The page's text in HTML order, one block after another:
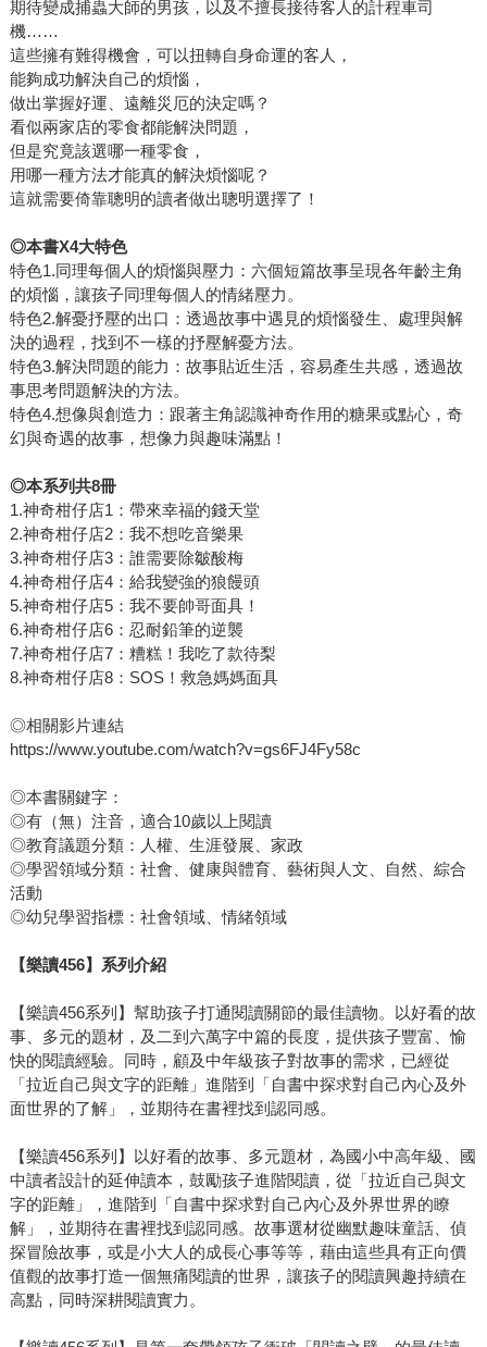
期待變成捕蟲大師的男孩，以及不擅長接待客人的計程車司
機……
這些擁有難得機會，可以扭轉自身命運的客人，
能夠成功解決自己的煩惱，
做出掌握好運、遠離災厄的決定嗎？
看似兩家店的零食都能解決問題，
但是究竟該選哪一種零食，
用哪一種方法才能真的解決煩惱呢？
這就需要倚靠聰明的讀者做出聰明選擇了！
◎本書X4大特色
特色1.同理每個人的煩惱與壓力：六個短篇故事呈現各年齡主角
的煩惱，讓孩子同理每個人的情緒壓力。
特色2.解憂抒壓的出口：透過故事中遇見的煩惱發生、處理與解
決的過程，找到不一樣的抒壓解憂方法。
特色3.解決問題的能力：故事貼近生活，容易產生共感，透過故
事思考問題解決的方法。
特色4.想像與創造力：跟著主角認識神奇作用的糖果或點心，奇
幻與奇遇的故事，想像力與趣味滿點！
◎本系列共8冊
1.神奇柑仔店1：帶來幸福的錢天堂
2.神奇柑仔店2：我不想吃音樂果
3.神奇柑仔店3：誰需要除皺酸梅
4.神奇柑仔店4：給我變強的狼饅頭
5.神奇柑仔店5：我不要帥哥面具！
6.神奇柑仔店6：忍耐鉛筆的逆襲
7.神奇柑仔店7：糟糕！我吃了款待梨
8.神奇柑仔店8：SOS！救急媽媽面具
◎相關影片連結
https://www.youtube.com/watch?v=gs6FJ4Fy58c
◎本書關鍵字：
◎有（無）注音，適合10歲以上閱讀
◎教育議題分類：人權、生涯發展、家政
◎學習領域分類：社會、健康與體育、藝術與人文、自然、綜合
活動
◎幼兒學習指標：社會領域、情緒領域
【樂讀456】系列介紹
【樂讀456系列】幫助孩子打通閱讀關節的最佳讀物。以好看的故
事、多元的題材，及二到六萬字中篇的長度，提供孩子豐富、愉
快的閱讀經驗。同時，顧及中年級孩子對故事的需求，已經從
「拉近自己與文字的距離」進階到「自書中探求對自己內心及外
面世界的了解」，並期待在書裡找到認同感。
【樂讀456系列】以好看的故事、多元題材，為國小中高年級、國
中讀者設計的延伸讀本，鼓勵孩子進階閱讀，從「拉近自己與文
字的距離」，進階到「自書中探求對自己內心及外界世界的瞭
解」，並期待在書裡找到認同感。故事選材從幽默趣味童話、偵
探冒險故事，或是小大人的成長心事等等，藉由這些具有正向價
值觀的故事打造一個無痛閱讀的世界，讓孩子的閱讀興趣持續在
高點，同時深耕閱讀實力。